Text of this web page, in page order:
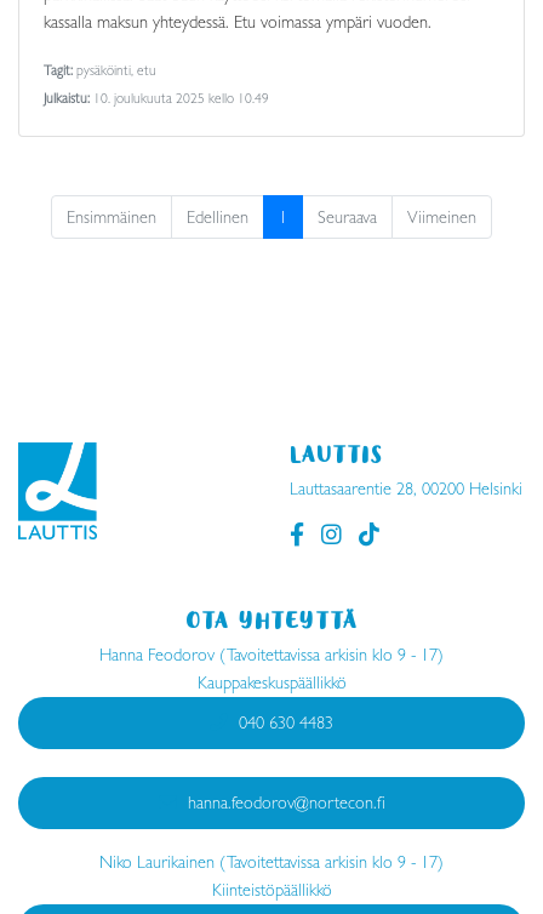
kassalla maksun yhteydessä. Etu voimassa ympäri vuoden.
Tagit: pysäköinti, etu
Julkaistu: 10. joulukuuta 2025 kello 10.49
Ensimmäinen Edellinen 1 (nykyinen)
Seuraava Viimeinen
LAUTTIS
Lauttasaarentie 28, 00200 Helsinki
OTA YHTEYTTÄ
Hanna Feodorov (Tavoitettavissa arkisin klo 9 - 17)
Kauppakeskuspäällikkö
040 630 4483
hanna.feodorov@nortecon.fi
Niko Laurikainen (Tavoitettavissa arkisin klo 9 - 17)
Kiinteistöpäällikkö